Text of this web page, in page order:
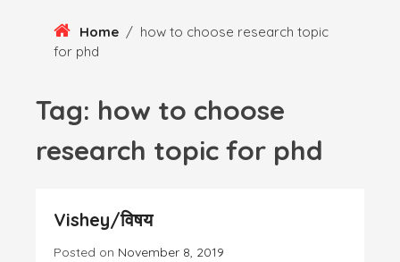
INCREDIBLE
Home / how to choose research topic
for phd
Tag: how to choose
research topic for phd
Vishey/विषय
Posted on November 8, 2019